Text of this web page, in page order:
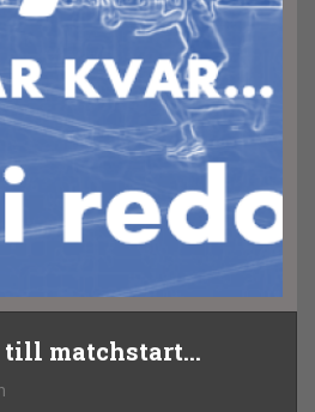
matchstart...